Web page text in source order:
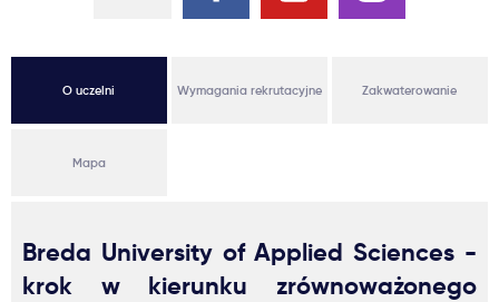
O uczelni Wymagania rekrutacyjne Zakwaterowanie
Mapa
Breda University of Applied Sciences -
krok w kierunku zrównoważonego